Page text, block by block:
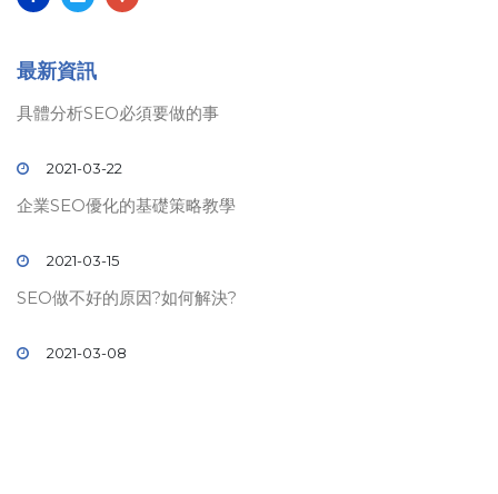
最新資訊
具體分析SEO必須要做的事
2021-03-22
企業SEO優化的基礎策略教學
2021-03-15
SEO做不好的原因?如何解決?
2021-03-08